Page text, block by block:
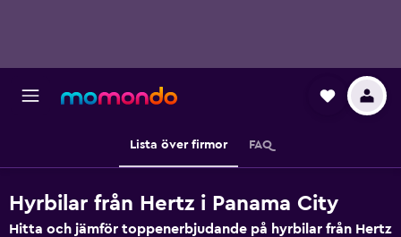
Lista över firmor FAQ
Hyrbilar från Hertz i Panama City
Hitta och jämför toppenerbjudande på hyrbilar från Hertz